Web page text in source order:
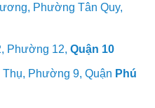
Phường Tân Quy,
Phường 12, Quận 10
Phường 9, Quận Phú